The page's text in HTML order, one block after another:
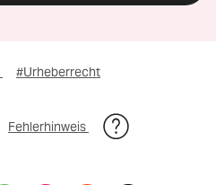
#Urheberrecht
Fehlerhinweis